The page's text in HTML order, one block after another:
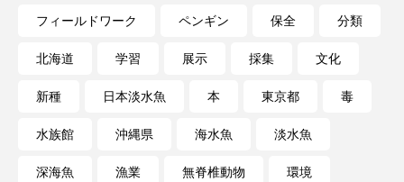
渋川マリン水族館 渓流
漁業 漁港 漫画 灯台
無脊椎動物 熱帯魚 特徴
琵琶湖博物館 環境保全
フィールドワーク ペンギン 保全 分類
北海道 学習 展示 採集 文化
新種 日本淡水魚 本 東京都 毒
水族館 沖縄県 海水魚 淡水魚
深海魚 漁業 無脊椎動物 環境